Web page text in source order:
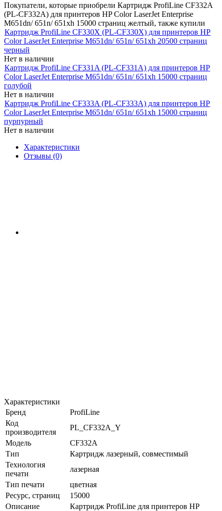
Покупатели, которые приобрели Картридж ProfiLine CF332A
(PL-CF332A) для принтеров HP Color LaserJet Enterprise
M651dn/ 651n/ 651xh 15000 страниц желтый, также купили
Картридж ProfiLine CF330X (PL-CF330X) для принтеров HP
Color LaserJet Enterprise M651dn/ 651n/ 651xh 20500 страниц
черный
Нет в наличии
Картридж ProfiLine CF331A (PL-CF331A) для принтеров HP
Color LaserJet Enterprise M651dn/ 651n/ 651xh 15000 страниц
голубой
Нет в наличии
Картридж ProfiLine CF333A (PL-CF333A) для принтеров HP
Color LaserJet Enterprise M651dn/ 651n/ 651xh 15000 страниц
пурпурный
Нет в наличии
Характеристики
Отзывы (0)
Характеристики
Бренд
ProfiLine
Код
производителя
PL_CF332A_Y
Модель
CF332A
Тип
Картридж лазерный, совместимый
Технология
печати
лазерная
Тип печати
цветная
Ресурс, страниц
15000
Описание
Картридж ProfiLine для принтеров HP